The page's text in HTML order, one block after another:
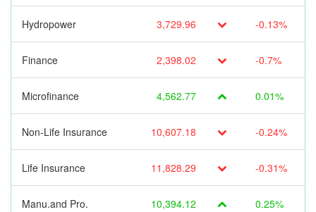
Hydropower 3,729.96 -0.13%
Finance 2,398.02 -0.7%
Microfinance 4,562.77 0.01%
Non-Life Insurance 10,607.18 -0.24%
Life Insurance 11,828.29 -0.31%
Manu.and Pro. 10,394.12 0.25%